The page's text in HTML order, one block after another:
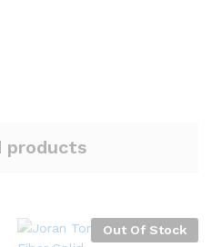
products
Out Of Stock